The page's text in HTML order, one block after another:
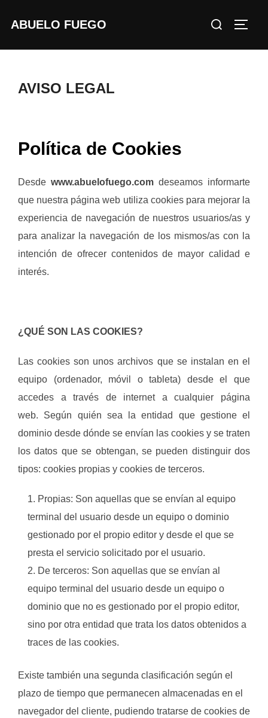
ABUELO FUEGO Buscar:
AVISO LEGAL
Política de Cookies
Desde www.abuelofuego.com deseamos informarte
que nuestra página web utiliza cookies para mejorar la
experiencia de navegación de nuestros usuarios/as y
para analizar la navegación de los mismos/as con la
intención de ofrecer contenidos de mayor calidad e
interés.
¿QUÉ SON LAS COOKIES?
Las cookies son unos archivos que se instalan en el
equipo (ordenador, móvil o tableta) desde el que
accedes a través de internet a cualquier página
web. Según quién sea la entidad que gestione el
dominio desde dónde se envían las cookies y se traten
los datos que se obtengan, se pueden distinguir dos
tipos: cookies propias y cookies de terceros.
Propias: Son aquellas que se envían al equipo
terminal del usuario desde un equipo o dominio
gestionado por el propio editor y desde el que se
presta el servicio solicitado por el usuario.
De terceros: Son aquellas que se envían al
equipo terminal del usuario desde un equipo o
dominio que no es gestionado por el propio editor,
sino por otra entidad que trata los datos obtenidos a
traces de las cookies.
Existe también una segunda clasificación según el
plazo de tiempo que permanecen almacenadas en el
navegador del cliente, pudiendo tratarse de cookies de